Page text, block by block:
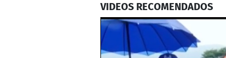
VIDEOS RECOMENDADOS